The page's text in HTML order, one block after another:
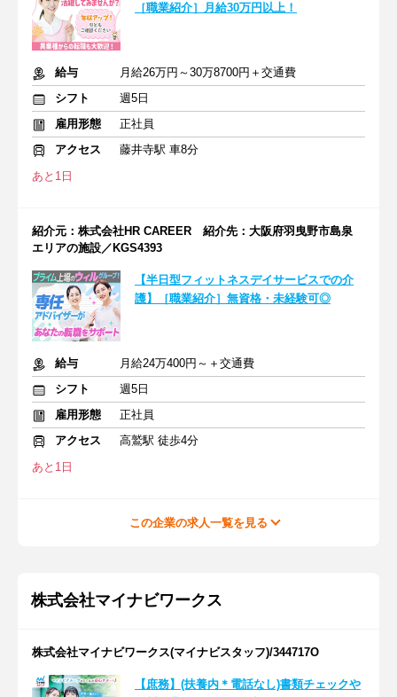
［職業紹介］月給30万円以上！
給与
月給26万円～30万8700円＋交通費
シフト
週5日
雇用形態
正社員
アクセス
藤井寺駅 車8分
あと1日
紹介元：株式会社HR CAREER 紹介先：大阪府羽曳野市島泉
エリアの施設／KGS4393
【半日型フィットネスデイサービスでの介
護】［職業紹介］無資格・未経験可◎
給与
月給24万400円～＋交通費
シフト
週5日
雇用形態
正社員
アクセス
高鷲駅 徒歩4分
あと1日
この企業の求人一覧を見る
株式会社マイナビワークス
株式会社マイナビワークス(マイナビスタッフ)/344717O
【庶務】(扶養内＊電話なし)書類チェックや